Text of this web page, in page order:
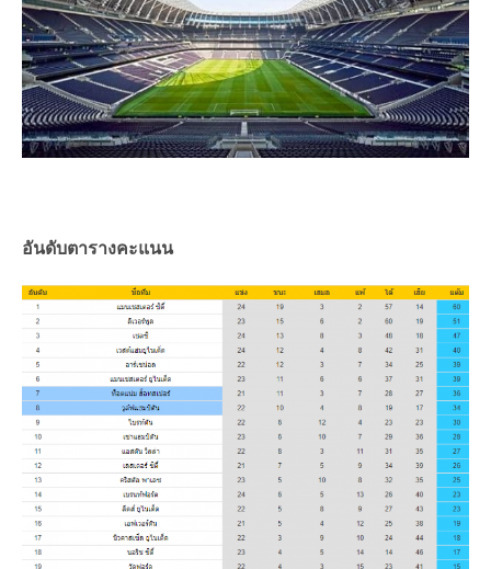
อันดับตารางคะแนน